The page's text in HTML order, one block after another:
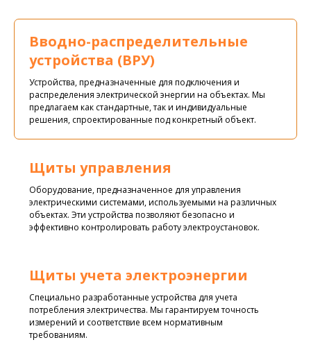
Вводно-распределительные
устройства (ВРУ)
Устройства, предназначенные для подключения и
распределения электрической энергии на объектах. Мы
предлагаем как стандартные, так и индивидуальные
решения, спроектированные под конкретный объект.
Щиты управления
Оборудование, предназначенное для управления
электрическими системами, используемыми на различных
объектах. Эти устройства позволяют безопасно и
эффективно контролировать работу электроустановок.
Щиты учета электроэнергии
Специально разработанные устройства для учета
потребления электричества. Мы гарантируем точность
измерений и соответствие всем нормативным
требованиям.